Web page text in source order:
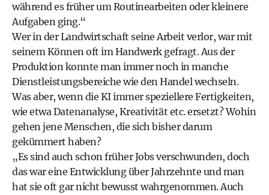
während es früher um Routinearbeiten oder kleinere
Aufgaben ging.“
Wer in der Landwirtschaft seine Arbeit verlor, war mit
seinem Können oft im Handwerk gefragt. Aus der
Produktion konnte man immer noch in manche
Dienstleistungsbereiche wie den Handel wechseln.
Was aber, wenn die KI immer speziellere Fertigkeiten,
wie etwa Datenanalyse, Kreativität etc. ersetzt? Wohin
gehen jene Menschen, die sich bisher darum
gekümmert haben?
„Es sind auch schon früher Jobs verschwunden, doch
das war eine Entwicklung über Jahrzehnte und man
hat sie oft gar nicht bewusst wahrgenommen. Auch